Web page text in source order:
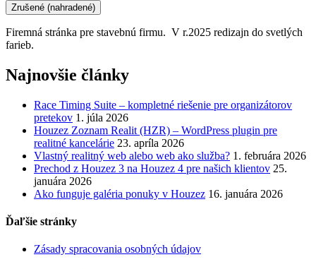
Zrušené (nahradené)
Firemná stránka pre stavebnú firmu. V r.2025 redizajn do svetlých
farieb.
Najnovšie články
Race Timing Suite – kompletné riešenie pre organizátorov
pretekov 1. júla 2026
Houzez Zoznam Realit (HZR) – WordPress plugin pre
realitné kancelárie 23. apríla 2026
Vlastný realitný web alebo web ako služba? 1. februára 2026
Prechod z Houzez 3 na Houzez 4 pre našich klientov 25.
januára 2026
Ako funguje galéria ponuky v Houzez 16. januára 2026
Ďaľšie stránky
Zásady spracovania osobných údajov